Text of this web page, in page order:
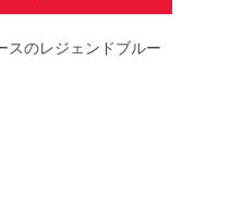
スのレジェンドブルー